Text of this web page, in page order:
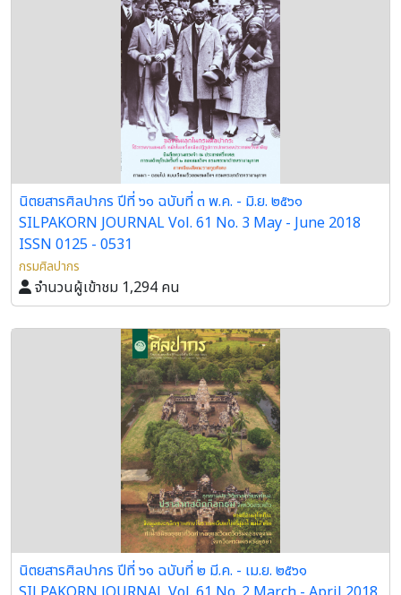
นิตยสารศิลปากร ปีที่ ๖๑ ฉบับที่ ๓ พ.ค. - มิ.ย. ๒๕๖๑
SILPAKORN JOURNAL Vol. 61 No. 3 May - June 2018
ISSN 0125 - 0531
กรมศิลปากร
จำนวนผู้เข้าชม 1,294 คน
นิตยสารศิลปากร ปีที่ ๖๑ ฉบับที่ ๒ มี.ค. - เม.ย. ๒๕๖๑